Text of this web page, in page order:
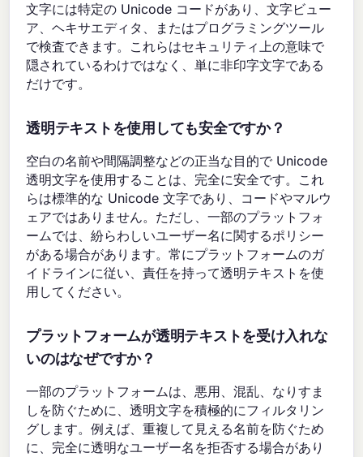
文字には特定の Unicode コードがあり、文字ビュー
ア、ヘキサエディタ、またはプログラミングツール
で検査できます。これらはセキュリティ上の意味で
隠されているわけではなく、単に非印字文字である
だけです。
透明テキストを使用しても安全ですか？
空白の名前や間隔調整などの正当な目的で Unicode
透明文字を使用することは、完全に安全です。これ
らは標準的な Unicode 文字であり、コードやマルウ
ェアではありません。ただし、一部のプラットフォ
ームでは、紛らわしいユーザー名に関するポリシー
がある場合があります。常にプラットフォームのガ
イドラインに従い、責任を持って透明テキストを使
用してください。
プラットフォームが透明テキストを受け入れな
いのはなぜですか？
一部のプラットフォームは、悪用、混乱、なりすま
しを防ぐために、透明文字を積極的にフィルタリン
グします。例えば、重複して見える名前を防ぐため
に、完全に透明なユーザー名を拒否する場合があり